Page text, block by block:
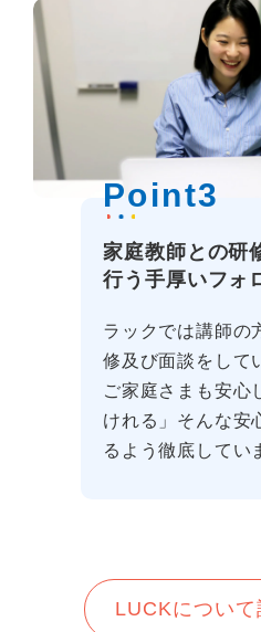
Point3
家庭教師との研
行う手厚いフォ
ラックでは講師の
修及び面談をして
ご家庭さまも安心
けれる」そんな安
るよう徹底してい
LUCKについて